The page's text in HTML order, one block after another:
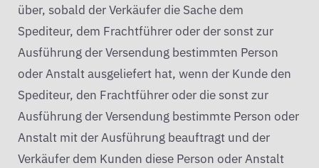
über, sobald der Verkäufer die Sache dem
Spediteur, dem Frachtführer oder der sonst zur
Ausführung der Versendung bestimmten Person
oder Anstalt ausgeliefert hat, wenn der Kunde den
Spediteur, den Frachtführer oder die sonst zur
Ausführung der Versendung bestimmte Person oder
Anstalt mit der Ausführung beauftragt und der
Verkäufer dem Kunden diese Person oder Anstalt